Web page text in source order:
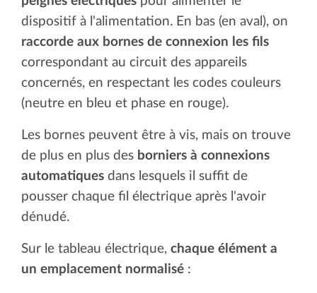
dispositif à l'alimentation. En bas (en aval), on
raccorde aux bornes de connexion les fils
correspondant au circuit des appareils
concernés, en respectant les codes couleurs
(neutre en bleu et phase en rouge).
Les bornes peuvent être à vis, mais on trouve
de plus en plus des borniers à connexions
automatiques dans lesquels il suffit de
pousser chaque fil électrique après l'avoir
dénudé.
Sur le tableau électrique, chaque élément a
un emplacement normalisé :